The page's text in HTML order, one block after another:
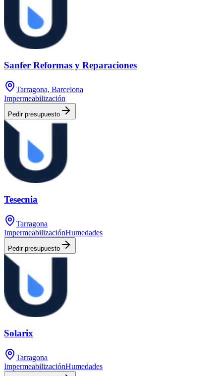
Sanfer Reformas y Reparaciones
Tarragona, Barcelona
Impermeabilización
Pedir presupuesto
Tesecnia
Tarragona
ImpermeabilizaciónHumedades
Pedir presupuesto
Solarix
Tarragona
ImpermeabilizaciónHumedades